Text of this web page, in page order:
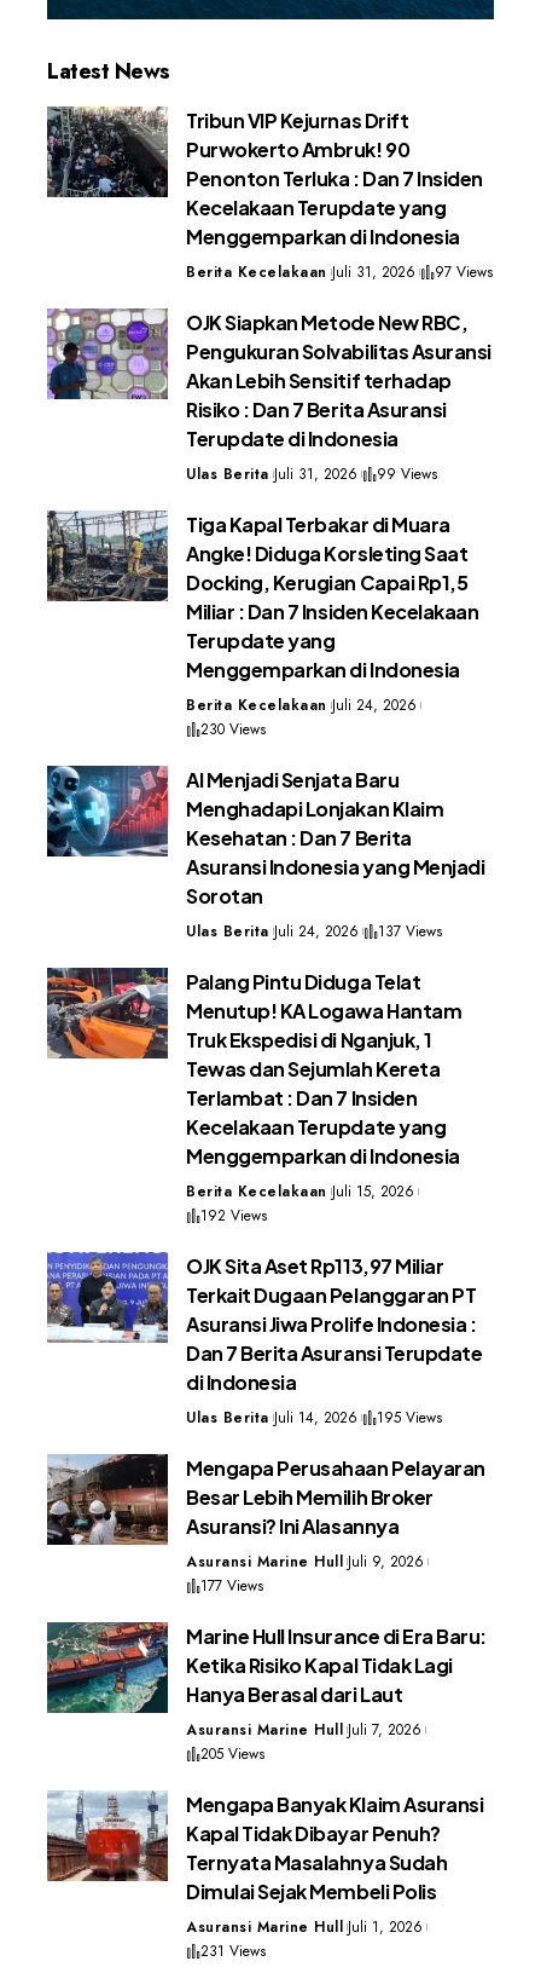
Latest News
Tribun VIP Kejurnas Drift
Purwokerto Ambruk! 90
Penonton Terluka : Dan 7 Insiden
Kecelakaan Terupdate yang
Menggemparkan di Indonesia
Berita Kecelakaan Juli 31, 2026 97 Views
OJK Siapkan Metode New RBC,
Pengukuran Solvabilitas Asuransi
Akan Lebih Sensitif terhadap
Risiko : Dan 7 Berita Asuransi
Terupdate di Indonesia
Ulas Berita Juli 31, 2026 99 Views
Tiga Kapal Terbakar di Muara
Angke! Diduga Korsleting Saat
Docking, Kerugian Capai Rp1,5
Miliar : Dan 7 Insiden Kecelakaan
Terupdate yang
Menggemparkan di Indonesia
Berita Kecelakaan Juli 24, 2026
230 Views
AI Menjadi Senjata Baru
Menghadapi Lonjakan Klaim
Kesehatan : Dan 7 Berita
Asuransi Indonesia yang Menjadi
Sorotan
Ulas Berita Juli 24, 2026 137 Views
Palang Pintu Diduga Telat
Menutup! KA Logawa Hantam
Truk Ekspedisi di Nganjuk, 1
Tewas dan Sejumlah Kereta
Terlambat : Dan 7 Insiden
Kecelakaan Terupdate yang
Menggemparkan di Indonesia
Berita Kecelakaan Juli 15, 2026
192 Views
OJK Sita Aset Rp113,97 Miliar
Terkait Dugaan Pelanggaran PT
Asuransi Jiwa Prolife Indonesia :
Dan 7 Berita Asuransi Terupdate
di Indonesia
Ulas Berita Juli 14, 2026 195 Views
Mengapa Perusahaan Pelayaran
Besar Lebih Memilih Broker
Asuransi? Ini Alasannya
Asuransi Marine Hull Juli 9, 2026
177 Views
Marine Hull Insurance di Era Baru:
Ketika Risiko Kapal Tidak Lagi
Hanya Berasal dari Laut
Asuransi Marine Hull Juli 7, 2026
205 Views
Mengapa Banyak Klaim Asuransi
Kapal Tidak Dibayar Penuh?
Ternyata Masalahnya Sudah
Dimulai Sejak Membeli Polis
Asuransi Marine Hull Juli 1, 2026
231 Views